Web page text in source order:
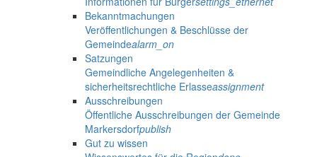
Bekanntmachungen
Veröffentlichungen & Beschlüsse der
Gemeindealarm_on
Satzungen
Gemeindliche Angelegenheiten &
sicherheitsrechtliche Erlasseassignment
Ausschreibungen
Öffentliche Ausschreibungen der Gemeinde
Markersdorfpublish
Gut zu wissen